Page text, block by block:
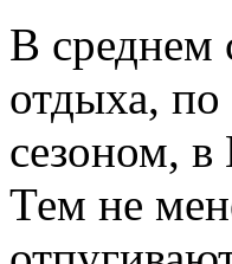
В среднем
отдыха,
сезоном,
Тем не